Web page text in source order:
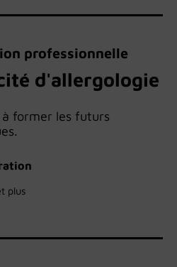
professionnelle
d'allergologie
former les futurs
plus